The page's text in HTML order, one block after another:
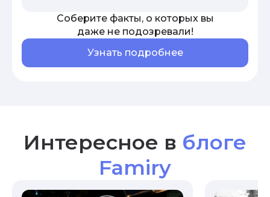
Соберите факты, о которых вы
даже не подозревали!
Узнать подробнее
Интересное в блоге
Famiry